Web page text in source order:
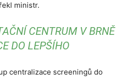
ministr.
CENTRUM V BRNĚ
DO LEPŠÍHO
centralizace screeningů do